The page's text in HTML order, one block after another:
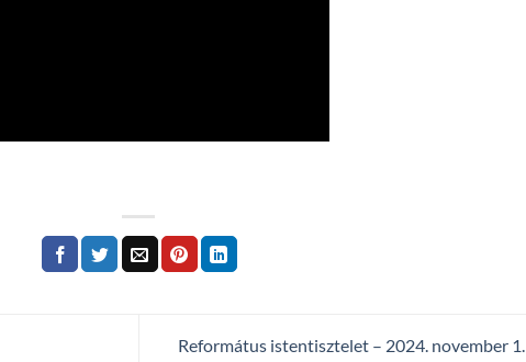
Református istentisztelet – 2024. november 1.